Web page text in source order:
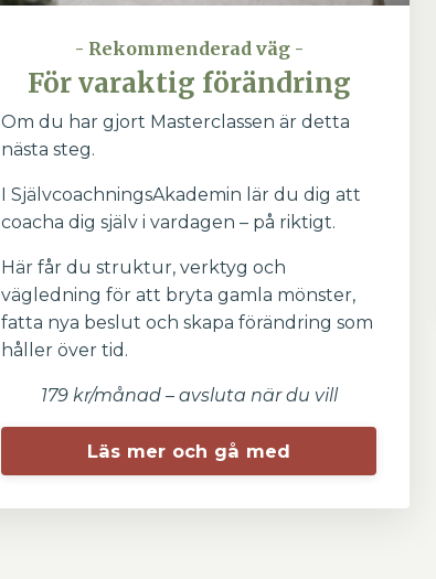
- Rekommenderad väg -
För varaktig förändring
Om du har gjort Masterclassen är detta
nästa steg.
I SjälvcoachningsAkademin lär du dig att
coacha dig själv i vardagen – på riktigt.
Här får du struktur, verktyg och
vägledning för att bryta gamla mönster,
fatta nya beslut och skapa förändring som
håller över tid.
179 kr/månad – avsluta när du vill
Läs mer och gå med